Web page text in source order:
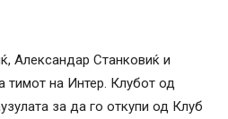
Александар Станковиќ и
тимот на Интер. Клубот од
за да го откупи од Клуб